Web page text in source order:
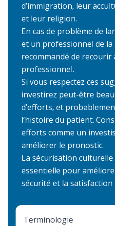
d’immigration, leur
et leur religion.
En cas de problème de
et un professionnel de la
recommandé de recourir
professionnel.
Si vous respectez ces
investirez peut-être
d’efforts, et
l’histoire du patient.
efforts comme un
améliorer le pronostic.
La sécurisation
essentielle pour
sécurité et la satisfaction
Terminologie